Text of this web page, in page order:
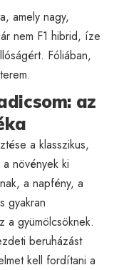
amely nagy,
nem F1 hibrid, íze
Fóliában,
az
a klasszikus,
növények ki
a napfény, a
gyakran
a gyümölcsöknek.
beruházást
kell fordítani a